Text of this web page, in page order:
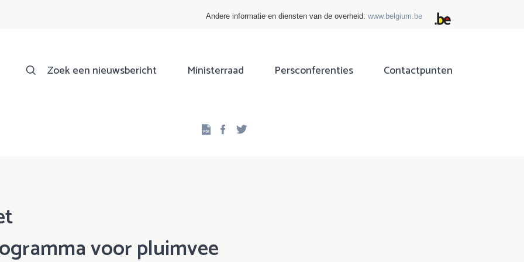
Andere informatie en diensten van de overheid: www.belgium.be
Zoek een nieuwsbericht Ministerraad Persconferenties Contactpunten
Facebook
voor pluimvee